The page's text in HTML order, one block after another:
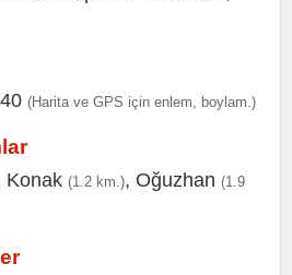
(Harita ve GPS için enlem, boylam.)
Konak (1.2 km.), Oğuzhan (1.9